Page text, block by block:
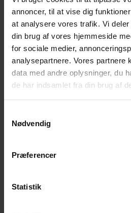
annoncer, til at vise dig
at analysere vores trafik. Vi
din brug af vores hjemmeside
for sociale medier,
analysepartnere. Vores partnere
data med andre oplysninger, du
de har indsamlet fra din brug af
Nødvendig
Præferencer
Statistik
Kontakt os
Book tid
Varevogn -Moms
Bil & motor